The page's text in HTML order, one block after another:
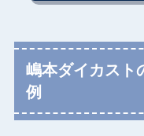
嶋本ダイカスト
例